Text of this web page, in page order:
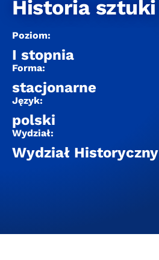
Historia sztuki
Poziom:
I stopnia
Forma:
stacjonarne
Język:
polski
Wydział:
Wydział Historyczny